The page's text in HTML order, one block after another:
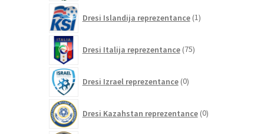
Dresi Islandija reprezentance 1izdelek
Dresi Italija reprezentance 75izdelkov
Dresi Izrael reprezentance 0izdelkov
Dresi Kazahstan reprezentance 0izdelkov